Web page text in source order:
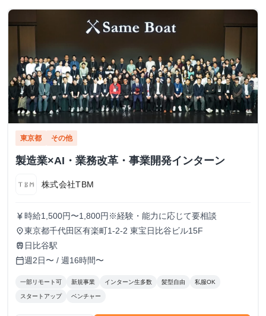
東京都 その他
製造業×AI・業務改革・事業開発インターン
株式会社TBM
currency_yen 時給1,500円〜1,800円※経験・能力に応じて要相談
place東京都千代田区有楽町1-2-2 東宝日比谷ビル15F
train 日比谷駅
calendar_today週2日〜 / 週16時間〜
一部リモート可 新規事業 インターン生多数 髪型自由 私服OK
スタートアップ ベンチャー